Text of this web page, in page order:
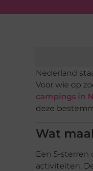
Nederland
Voor wie op
campings in
deze
Wat
Een 5-
activiteiten.